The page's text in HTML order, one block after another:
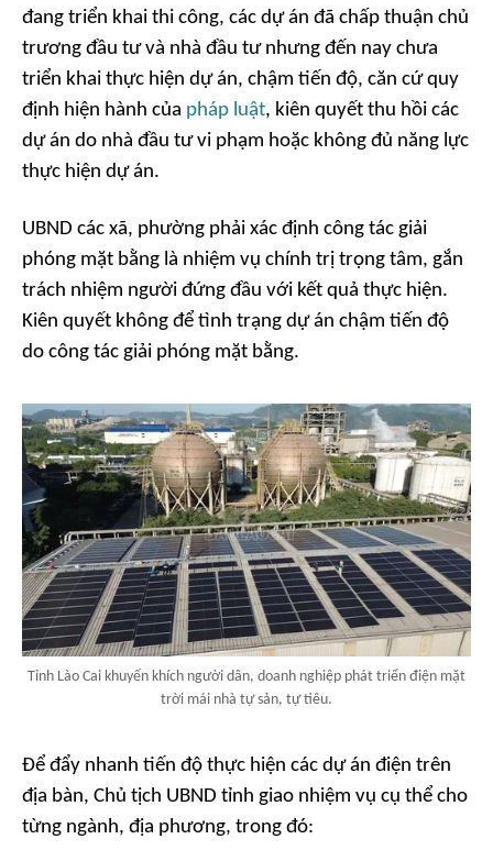
đang triển khai thi công, các dự án đã chấp thuận chủ
trương đầu tư và nhà đầu tư nhưng đến nay chưa
triển khai thực hiện dự án, chậm tiến độ, căn cứ quy
định hiện hành của pháp luật, kiên quyết thu hồi các
dự án do nhà đầu tư vi phạm hoặc không đủ năng lực
thực hiện dự án.
UBND các xã, phường phải xác định công tác giải
phóng mặt bằng là nhiệm vụ chính trị trọng tâm, gắn
trách nhiệm người đứng đầu với kết quả thực hiện.
Kiên quyết không để tình trạng dự án chậm tiến độ
do công tác giải phóng mặt bằng.
Tỉnh Lào Cai khuyến khích người dân, doanh nghiệp phát triển điện mặt
trời mái nhà tự sản, tự tiêu.
Để đẩy nhanh tiến độ thực hiện các dự án điện trên
địa bàn, Chủ tịch UBND tỉnh giao nhiệm vụ cụ thể cho
từng ngành, địa phương, trong đó: